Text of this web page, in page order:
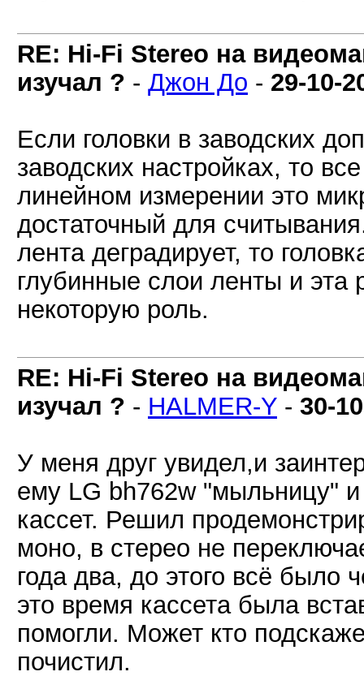
RE: Hi-Fi Stereo на
изучал ? - Джон До - 29-10-
Если головки в заводских
заводских настройках, то
линейном измерении это
достаточный для
лента деградирует, то
глубинные слои ленты и эта
некоторую роль.
RE: Hi-Fi Stereo на
изучал ? - HALMER-Y - 30-
У меня друг увидел,и
ему LG bh762w "мыльницу"
кассет. Решил
моно, в стерео не
года два, до этого всё было
это время кассета была
помогли. Может кто
почистил.